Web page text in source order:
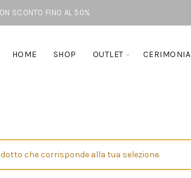
SCONTO FINO AL 50%
HOME SHOP OUTLET CERIMONIA
che corrisponde alla tua selezione.